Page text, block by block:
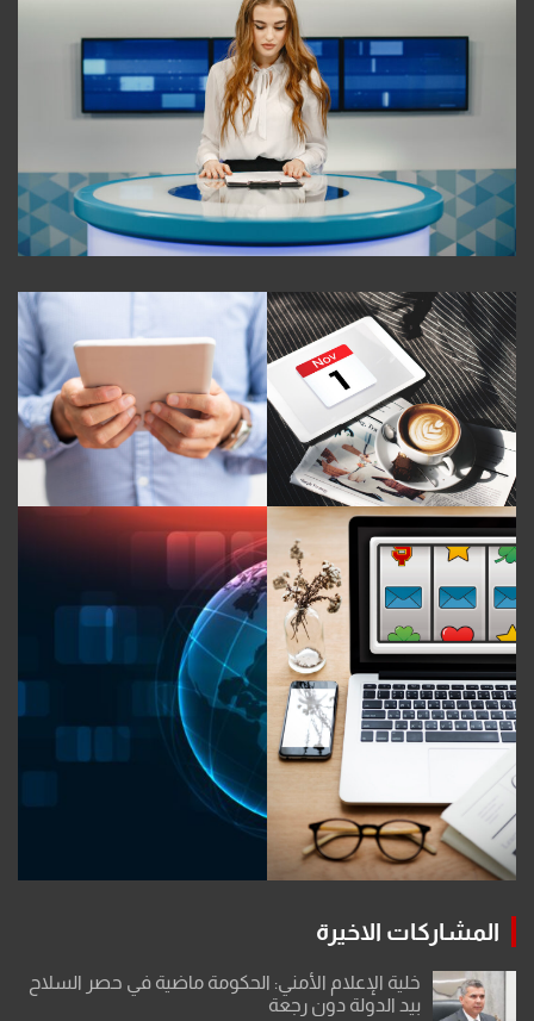
المشاركات الاخيرة
خلية الإعلام الأمني: الحكومة ماضية في حصر السلاح
بيد الدولة دون رجعة